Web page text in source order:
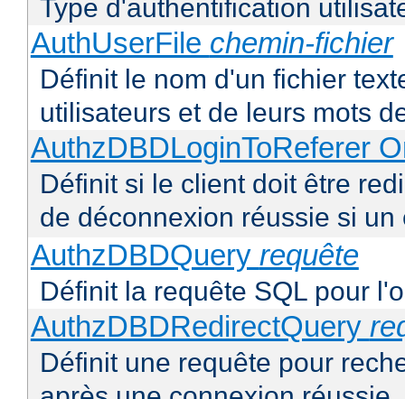
Type d'authentification
AuthUserFile chemin-fichier
Définit le nom d'un fichier
utilisateurs et de leurs mots
AuthzDBDLoginToReferer
Définit si le client doit être
de déconnexion réussie si
AuthzDBDQuery requête
Définit la requête SQL pour
AuthzDBDRedirectQuery
Définit une requête pour